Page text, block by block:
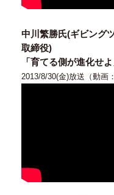
中川繁勝氏(ギビング
取締役)
「育てる側が進化せよ
2013/8/30(金)放送（動画